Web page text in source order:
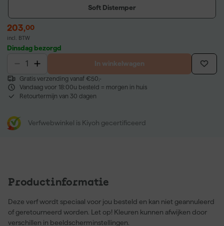
Soft Distemper
203,00
incl. BTW
Dinsdag bezorgd
In winkelwagen
Gratis verzending vanaf €50,-
Vandaag voor 18:00u besteld = morgen in huis
Retourtermijn van 30 dagen
Verfwebwinkel is Kiyoh gecertificeerd
Productinformatie
Deze verf wordt speciaal voor jou besteld en kan niet geannuleerd
of geretourneerd worden. Let op! Kleuren kunnen afwijken door
verschillen in beeldscherminstellingen.